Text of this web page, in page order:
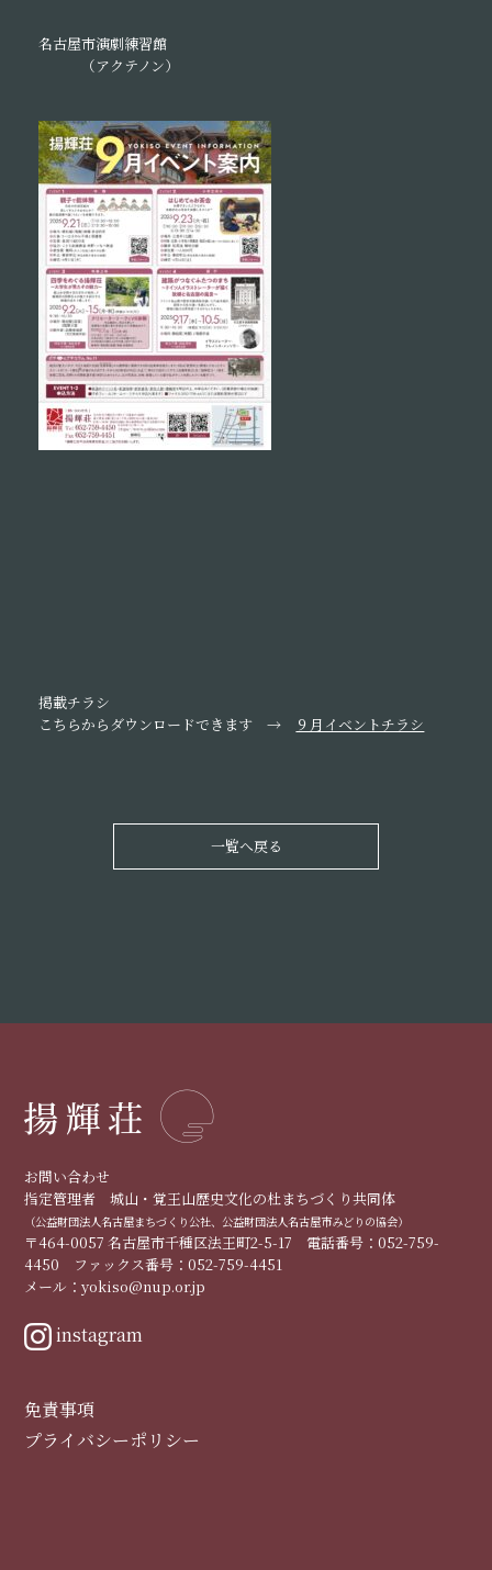
名古屋市演劇練習館
（アクテノン）
掲載チラシ
こちらからダウンロードできます →
９月イベントチラシ
一覧へ戻る
お問い合わせ
指定管理者 城山・覚王山歴史文化の杜まちづくり共同体
（公益財団法人名古屋まちづくり公社、公益財団法人名古屋市みどりの協会）
〒464-0057 名古屋市千種区法王町2-5-17 電話番号：052-759-
4450 ファックス番号：052-759-4451
メール：yokiso@nup.or.jp
instagram
免責事項
プライバシーポリシー